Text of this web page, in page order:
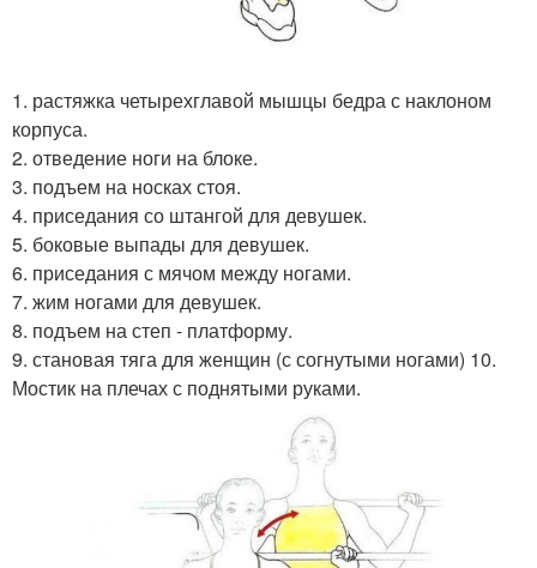
1. растяжка четырехглавой мышцы бедра с наклоном
корпуса.
2. отведение ноги на блоке.
3. подъем на носках стоя.
4. приседания со штангой для девушек.
5. боковые выпады для девушек.
6. приседания с мячом между ногами.
7. жим ногами для девушек.
8. подъем на степ - платформу.
9. становая тяга для женщин (с согнутыми ногами) 10.
Мостик на плечах с поднятыми руками.